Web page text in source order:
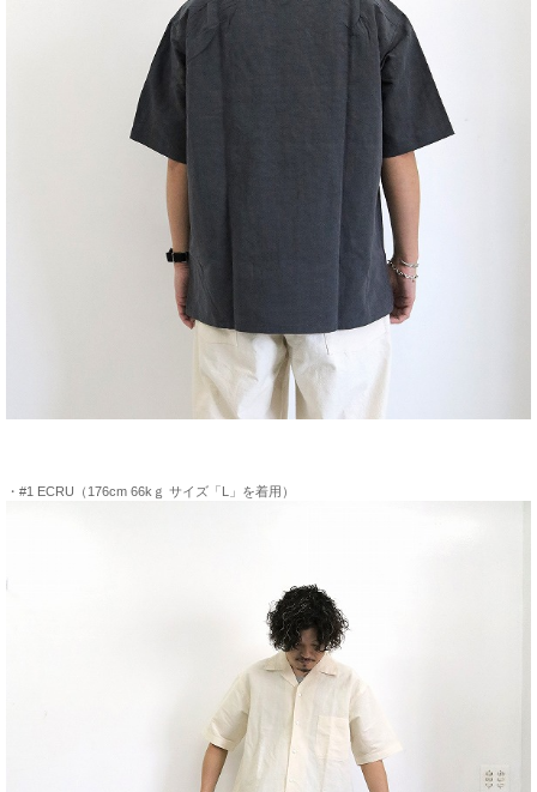
・#1 ECRU（176cm 66kｇ サイズ「L」を着用）